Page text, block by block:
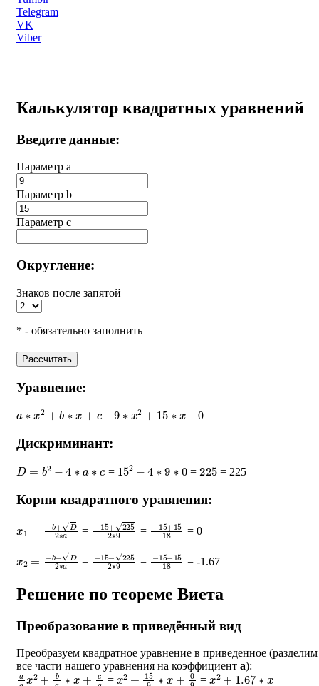
Telegram
VK
Viber
Калькулятор квадратных уравнений
Введите данные:
Параметр a
Параметр b
Параметр с
Округление:
Знаков после запятой
* - обязательно заполнить
Рассчитать
Уравнение:
2 b ∗ = 9 2 + 15 ∗ = 0
Дискриминант:
D= 2− a = 152 ∗ 9∗ 0 = 225 = 225
Корни квадратного уравнения:
b+D2∗ = −15+225 ∗9
= −15+15 18
= 0
− D2∗ = 15 −225 9
= 15 −15 = -1.67
Решение по теореме Виета
Преобразование в приведённый вид
Преобразуем квадратное уравнение в приведенное (разделим
все части нашего уравнения на коэффициент a):
aax2+ba∗x+ca = x2+159 ∗x+09 =x2+1.67∗